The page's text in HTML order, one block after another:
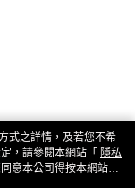
式之詳情，及若您不希
，請參閱本網站「 隱私
意本公司得按本網站使